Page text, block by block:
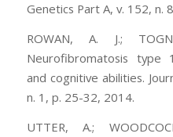
Genetics Part A, v. 152, n.
ROWAN, A. J.;
Neurofibromatosis type
and cognitive abilities.
n. 1, p. 25-32, 2014.
UTTER, A.;